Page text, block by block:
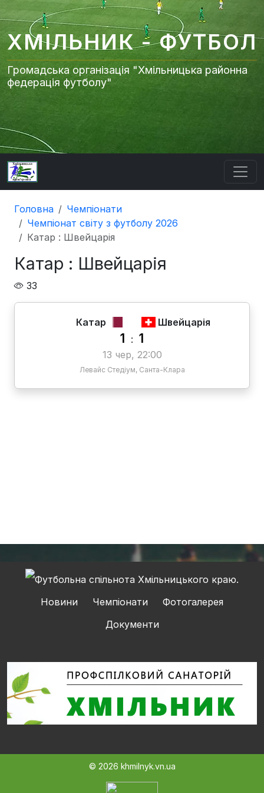
ХМІЛЬНИК - ФУТБОЛ
Громадська організація "Хмільницька районна
федерація футболу"
Головна
Чемпіонати
Чемпіонат світу з футболу 2026
Катар : Швейцарія
Катар : Швейцарія
33
Катар Швейцарія
1 : 1
13 чер, 22:00
Левайс Стедіум, Санта-Клара
Новини Чемпіонати
Фотогалерея
Документи
© 2026 khmilnyk.vn.ua